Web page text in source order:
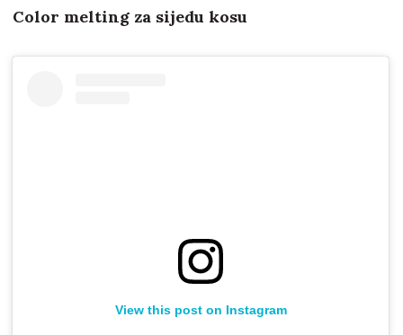
Color melting za sijedu kosu
View this post on Instagram